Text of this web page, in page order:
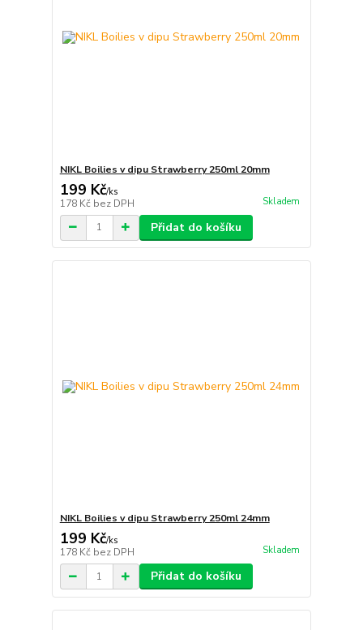
NIKL Boilies v dipu Strawberry 250ml 20mm
199 Kč/ks
178 Kč bez DPH Skladem
Přidat do košíku
NIKL Boilies v dipu Strawberry 250ml 24mm
199 Kč/ks
178 Kč bez DPH Skladem
Přidat do košíku